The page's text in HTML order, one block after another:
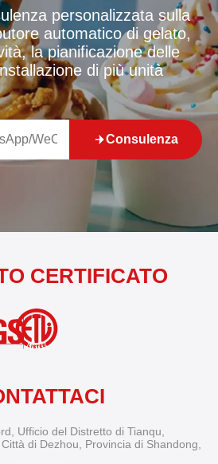
personalizzata sulla
automatico di gelato,
la pianificazione delle
di più unità
Consulenza
CERTIFICATO
Ufficio del Distretto di Tianqu,
di Dezhou, Provincia di Shandong,